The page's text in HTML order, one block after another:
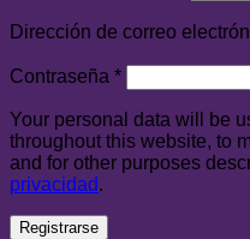
Dirección de correo
Contraseña *
Your personal data will be
throughout this website, to
and for other purposes
privacidad.
Registrarse